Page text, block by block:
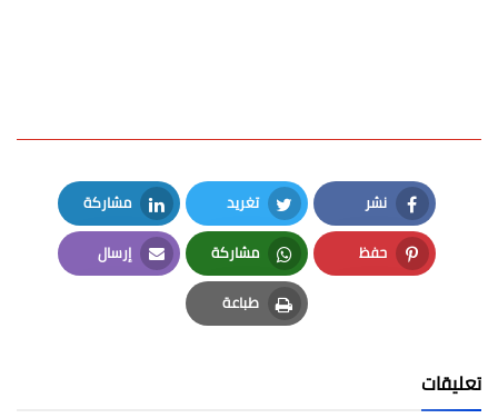
نشر
Facebook
تغريد
Twitter
مشاركة
LinkedIn
حفظ
Pinterest
مشاركة
Whatsapp
إرسال
Email
طباعة
Print
تعليقات